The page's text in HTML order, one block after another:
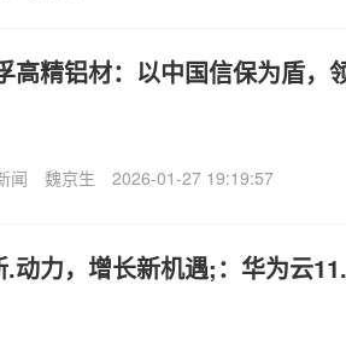
高精铝材：以中国信保为盾，
闻 魏京生 2026-01-27 19:19:57
.动力，增长新机遇;：华为云